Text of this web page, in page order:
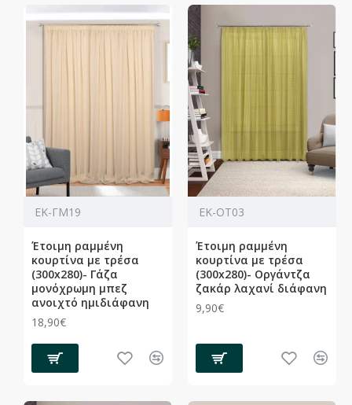
ΕΚ-ΓΜ19
Έτοιμη ραμμένη
κουρτίνα με τρέσα
(300x280)- Γάζα
μονόχρωμη μπεζ
ανοιχτό ημιδιάφανη
18,90€
ΕΚ-ΟΤ03
Έτοιμη ραμμένη
κουρτίνα με τρέσα
(300x280)- Οργάντζα
ζακάρ λαχανί διάφανη
9,90€